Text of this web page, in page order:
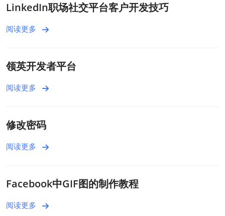
LinkedIn职场社交平台客户开发技巧
阅读更多
领英开发者平台
阅读更多
修改密码
阅读更多
Facebook中GIF图的制作教程
阅读更多